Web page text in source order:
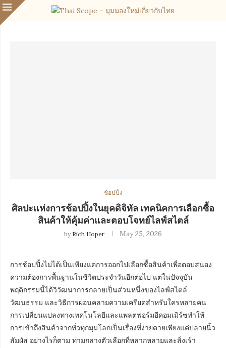
ช้อปปิ้ง
ศิลปะแห่งการช้อปปิ้งในยุคดิจิทัล เทคนิคการเลือกซื้อ
สินค้าให้คุ้มค่าและตอบโจทย์ไลฟ์สไตล์
by Rich Hoper May 25, 2026
การช้อปปิ้งไม่ได้เป็นเพียงแค่การออกไปเลือกซื้อสินค้าเพื่อตอบสนอง
ความต้องการพื้นฐานในชีวิตประจำวันอีกต่อไป แต่ในปัจจุบัน
พฤติกรรมนี้ได้วิวัฒนาการกลายเป็นส่วนหนึ่งของไลฟ์สไตล์
วัฒนธรรม และวิธีการผ่อนคลายความเครียดสำหรับใครหลายคน
การเปลี่ยนแปลงทางเทคโนโลยีและแพลตฟอร์มอีคอมเมิร์ซทำให้
การเข้าถึงสินค้าจากทั่วทุกมุมโลกเป็นเรื่องที่ง่ายดายเพียงแค่ปลายนิ้ว
สัมผัส อย่างไรก็ตาม ท่ามกลางตัวเลือกที่หลากหลายและสิ่งเร้า